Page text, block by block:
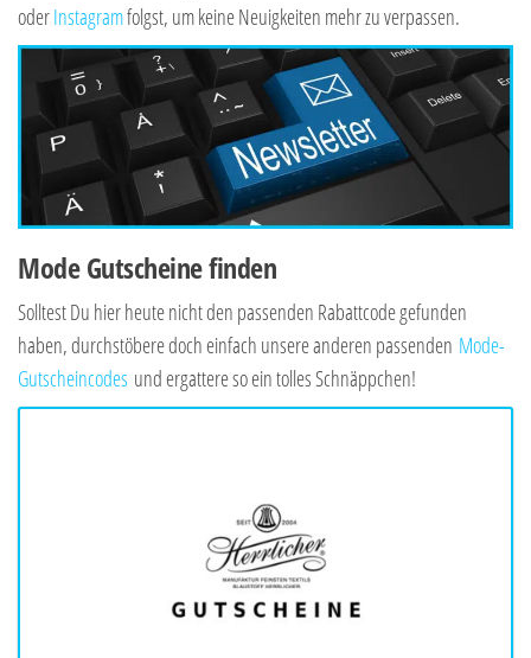
oderInstagramfolgst, um keine Neuigkeiten mehr zu verpassen.
Mode Gutscheine finden
Solltest Du hier heute nicht den passenden Rabattcode gefunden
haben, durchstöbere doch einfach unsere anderen passenden Mode-
Gutscheincodes und ergattere so ein tolles Schnäppchen!